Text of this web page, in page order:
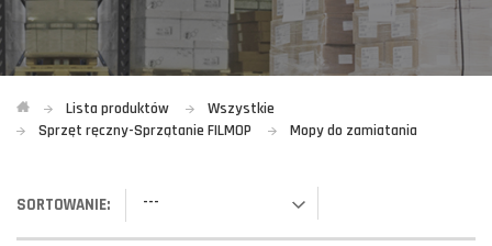
Lista produktów
Wszystkie
Sprzęt ręczny-Sprzątanie FILMOP
Mopy do zamiatania
SORTOWANIE: ---